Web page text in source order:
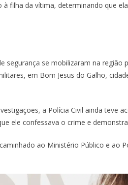
filha da vítima, determinando que
segurança se mobilizaram na região
em Bom Jesus do Galho,
a Polícia Civil ainda teve
ele confessava o crime e
ao Ministério Público e ao